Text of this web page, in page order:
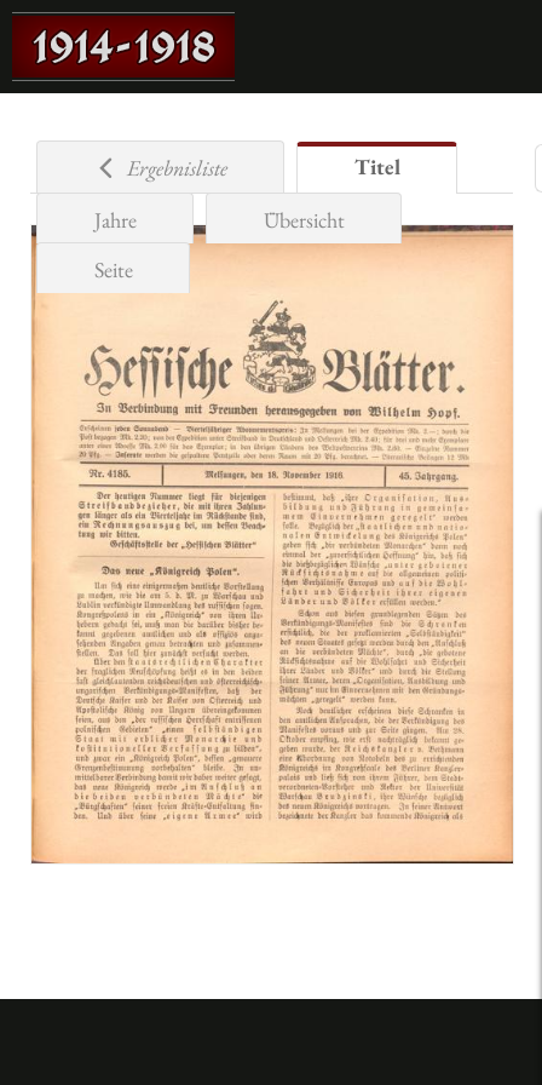
Ergebnisliste
Titel
Jahre
Übersicht
Seite